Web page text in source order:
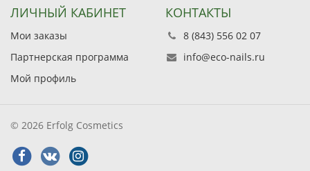
ЛИЧНЫЙ КАБИНЕТ
Мои заказы
Партнерская программа
Мой профиль
КОНТАКТЫ
8 (843) 556 02 07
info@eco-nails.ru
© 2026 Erfolg Cosmetics